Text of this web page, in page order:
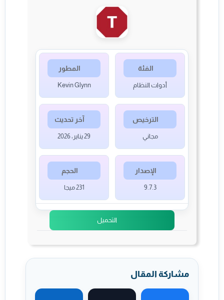
الفئة
أدوات النظام
المطور
Kevin Glynn
الترخيص
مجاني
آخر تحديث
29 يناير، 2026
الإصدار
9.7.3
الحجم
231 ميجا
التحميل
مشاركة المقال